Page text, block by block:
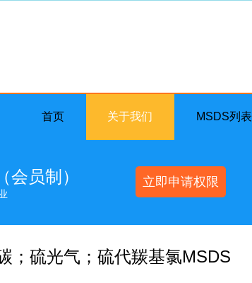
首页 关于我们 MSDS列表
会员制） 立即申请权限
；硫光气；硫代羰基氯MSDS